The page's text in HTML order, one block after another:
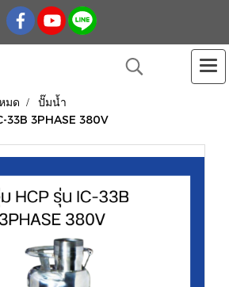
มด
ปั๊มน้ำ
33B 3PHASE 380V